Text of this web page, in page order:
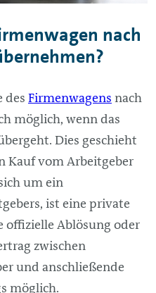
nach
des Firmenwagens nach
möglich, wenn das
Dies geschieht
Kauf vom Arbeitgeber
um ein
ist eine private
offizielle Ablösung oder
zwischen
und anschließende
möglich.